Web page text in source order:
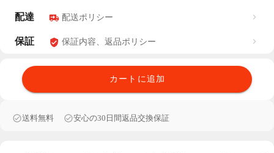
配達 配送ポリシー
保証 保証内容、返品ポリシー
カートに追加
送料無料 安心の30日間返品交換保証